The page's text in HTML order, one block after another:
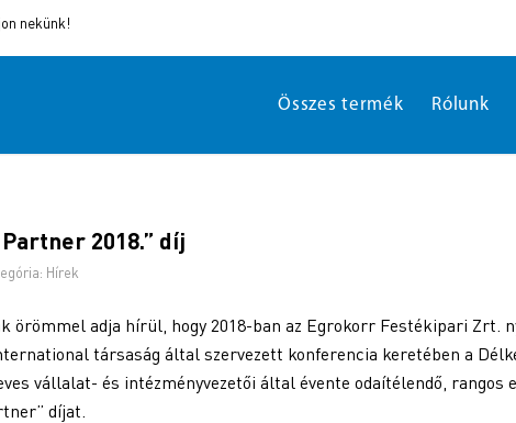
nekünk!
Összes termék Rólunk
2018.” díj
Hírek
örömmel adja hírül, hogy 2018-ban az Egrokorr Festékipari Zrt.
társaság által szervezett konferencia keretében a
vállalat- és intézményvezetői által évente odaítélendő, rangos
díjat.